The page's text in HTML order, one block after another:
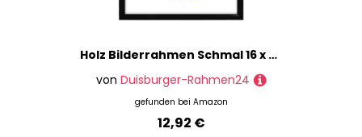
Holz Bilderrahmen Schmal 16 x 24 cm in Schwarz Hochglanz | inkl. bruchsicherer Anti-Reflex Kunstglasscheibe | Rahmen für Poster | Puzzle | Foto collage DR072
von Duisburger-Rahmen24
gefunden bei Amazon
12,92 €